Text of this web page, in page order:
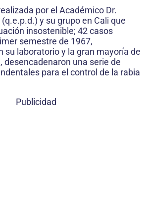
por el Académico Dr.
y su grupo en Cali que
insostenible; 42 casos
semestre de 1967,
su laboratorio y la gran mayoría de
desencadenaron una serie de
para el control de la rabia
Publicidad